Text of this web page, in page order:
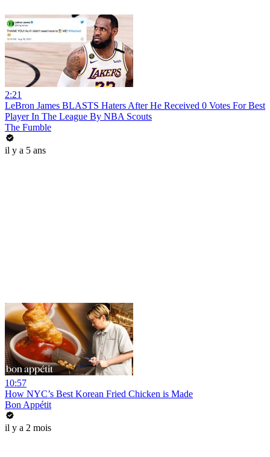
2:21
LeBron James BLASTS Haters After He Received 0 Votes For Best
Player In The League By NBA Scouts
The Fumble
il y a 5 ans
10:57
How NYC’s Best Korean Fried Chicken is Made
Bon Appétit
il y a 2 mois